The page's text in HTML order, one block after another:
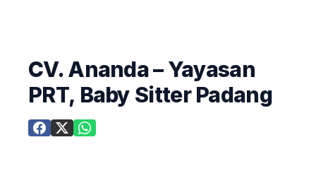
CV. Ananda – Yayasan
PRT, Baby Sitter Padang